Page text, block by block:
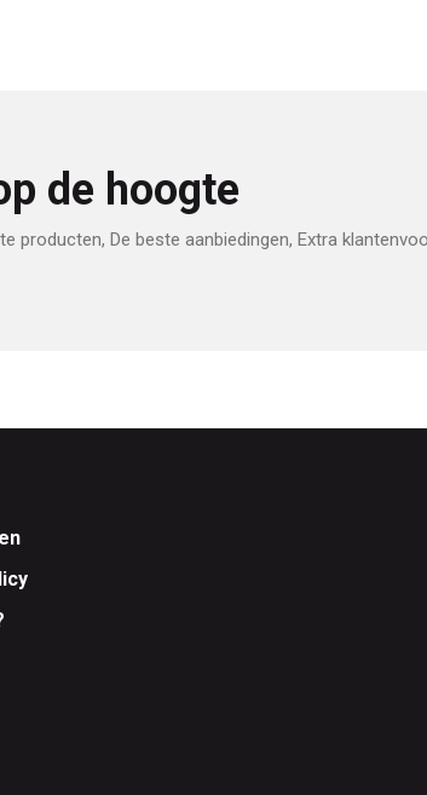
de hoogte
producten, De beste aanbiedingen, Extra